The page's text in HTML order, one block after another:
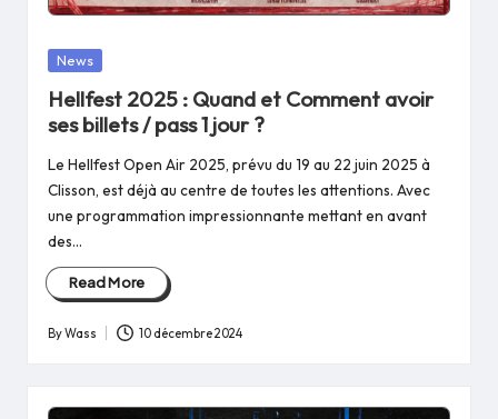
Posted
News
Hellfest 2025 : Quand et Comment avoir
ses billets / pass 1 jour ?
Le Hellfest Open Air 2025, prévu du 19 au 22 juin 2025 à
Clisson, est déjà au centre de toutes les attentions. Avec
une programmation impressionnante mettant en avant
des…
Read More
Posted
ByWass 10 décembre 2024